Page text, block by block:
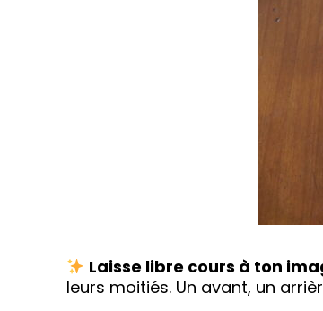
Laisse libre cours à ton
leurs moitiés. Un avant, un